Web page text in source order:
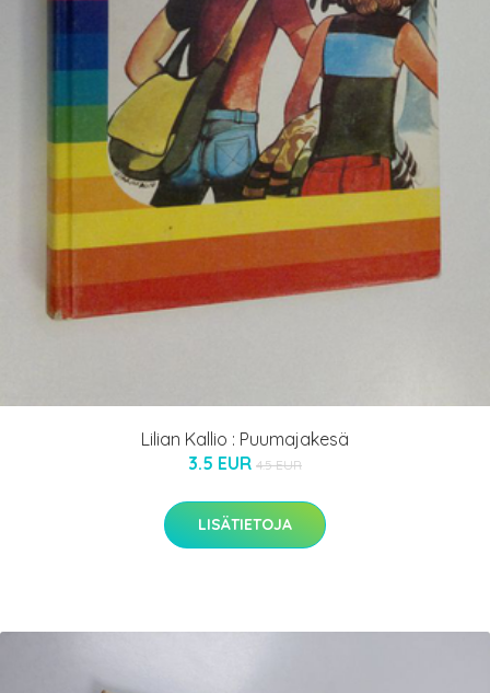
Lilian Kallio : Puumajakesä
3.5 EUR 4.5 EUR
LISÄTIETOJA